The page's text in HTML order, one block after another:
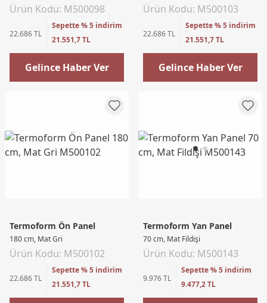
Ürün Kodu: M500098
22.686 TL
Sepette % 5 indirim
21.551,7 TL
Gelince Haber Ver
Ürün Kodu: M500103
22.686 TL
Sepette % 5 indirim
21.551,7 TL
Gelince Haber Ver
Termoform Ön Panel
180 cm, Mat Gri
Ürün Kodu: M500102
22.686 TL
Sepette % 5 indirim
21.551,7 TL
Termoform Yan Panel
70 cm, Mat Fildişi
Ürün Kodu: M500143
9.976 TL
Sepette % 5 indirim
9.477,2 TL